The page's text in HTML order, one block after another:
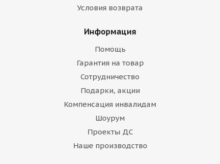
Условия возврата
Информация
Помощь
Гарантия на товар
Сотрудничество
Подарки, акции
Компенсация инвалидам
Шоурум
Проекты ДС
Наше производство